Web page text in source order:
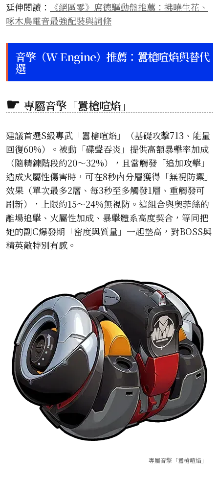
延伸閱讀：
《絕區零》席德驅動盤推薦：拂曉生花、
啄木鳥電音最強配裝與詞條
音擎（W-Engine）推薦：囂槍喧焰與替代
選
專屬音擎「囂槍喧焰」
建議首選S級專武「囂槍喧焰」（基礎攻擊713、能量
回復60%）。被動「碟聲吞炎」提供高額暴擊率加成
（隨精鍊階段約20～32%），且當觸發「追加攻擊」
造成火屬性傷害時，可在8秒內分層獲得「無視防禦」
效果（單次最多2層、每3秒至多觸發1層、重觸發可
刷新），上限約15～24%無視防。這組合與奧菲絲的
離場追擊、火屬性加成、暴擊體系高度契合，等同把
她的副C爆發期「密度與質量」一起墊高，對BOSS與
精英敵特別有感。
專屬音擎「囂槍喧焰」